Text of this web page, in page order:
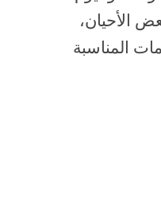
الأحيان،
المناسبة